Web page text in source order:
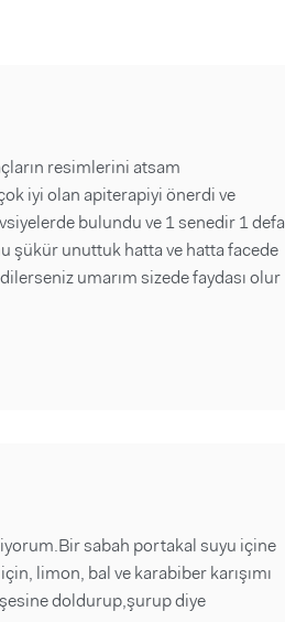
resimlerini atsam
iyi olan apiterapiyi önerdi ve
bulundu ve 1 senedir 1 defa
şükür unuttuk hatta ve hatta facede
umarım sizede faydası olur
sabah portakal suyu içine
limon, bal ve karabiber karışımı
doldurup,şurup diye